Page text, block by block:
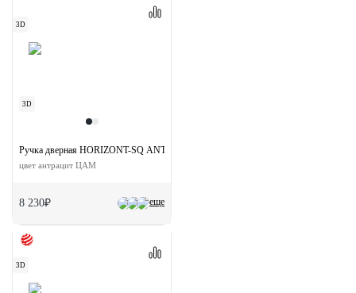
3D
3D
еще
Ручка дверная HORIZONT-SQ ANT раздельная на квадратной розетке
цвет антрацит ЦАМ
8 230₽
3D